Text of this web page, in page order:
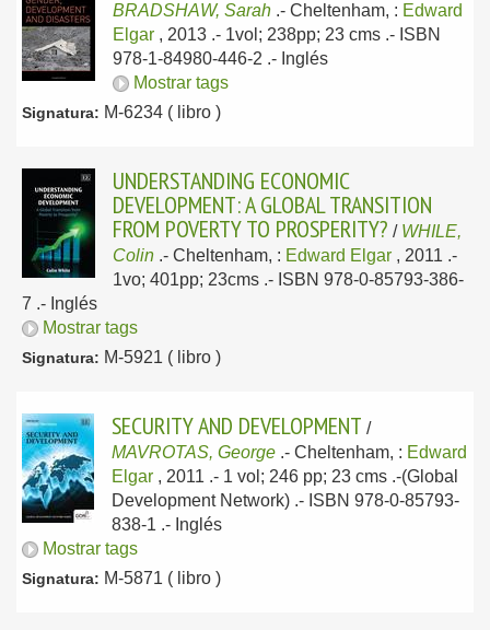
BRADSHAW, Sarah .- Cheltenham, : Edward
Elgar , 2013 .- 1vol; 238pp; 23 cms .- ISBN
978-1-84980-446-2 .- Inglés
Mostrar tags
Signatura: M-6234 ( libro )
UNDERSTANDING ECONOMIC
DEVELOPMENT: A GLOBAL TRANSITION
FROM POVERTY TO PROSPERITY? / WHILE,
Colin .- Cheltenham, : Edward Elgar , 2011 .-
1vo; 401pp; 23cms .- ISBN 978-0-85793-386-
7 .- Inglés
Mostrar tags
Signatura: M-5921 ( libro )
SECURITY AND DEVELOPMENT /
MAVROTAS, George .- Cheltenham, : Edward
Elgar , 2011 .- 1 vol; 246 pp; 23 cms .-(Global
Development Network) .- ISBN 978-0-85793-
838-1 .- Inglés
Mostrar tags
Signatura: M-5871 ( libro )